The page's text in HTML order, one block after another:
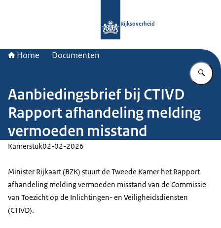
Rijksoverheid
Home Documenten
Aanbiedingsbrief bij CTIVD
Rapport afhandeling melding
vermoeden misstand
Kamerstuk02-02-2026
Minister Rijkaart (BZK) stuurt de Tweede Kamer het Rapport
afhandeling melding vermoeden misstand van de Commissie
van Toezicht op de Inlichtingen- en Veiligheidsdiensten
(CTIVD).